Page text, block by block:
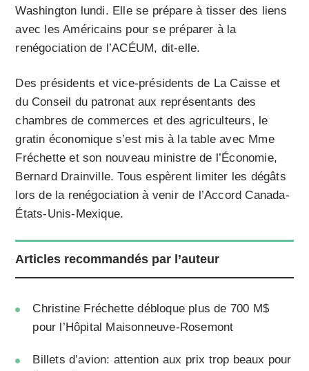
Washington lundi. Elle se prépare à tisser des liens
avec les Américains pour se préparer à la
renégociation de l’ACÉUM, dit-elle.
Des présidents et vice-présidents de La Caisse et
du Conseil du patronat aux représentants des
chambres de commerces et des agriculteurs, le
gratin économique s’est mis à la table avec Mme
Fréchette et son nouveau ministre de l’Économie,
Bernard Drainville. Tous espèrent limiter les dégâts
lors de la renégociation à venir de l’Accord Canada-
États-Unis-Mexique.
Articles recommandés par l’auteur
Christine Fréchette débloque plus de 700 M$
pour l’Hôpital Maisonneuve-Rosemont
Billets d’avion: attention aux prix trop beaux pour